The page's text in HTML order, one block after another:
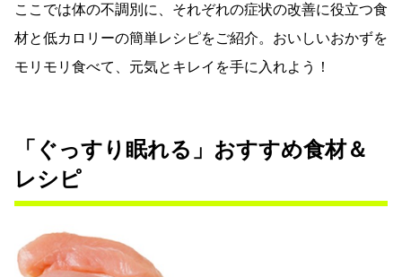
ここでは体の不調別に、それぞれの症状の改善に役立つ食
材と低カロリーの簡単レシピをご紹介。おいしいおかずを
モリモリ食べて、元気とキレイを手に入れよう！
「ぐっすり眠れる」おすすめ食材＆
レシピ